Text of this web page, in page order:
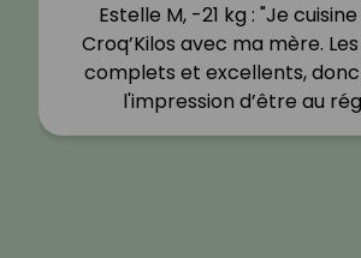
Estelle M, -21 kg : "Je
Croq’Kilos avec ma mère.
complets et excellents, donc
l'impression d’être au